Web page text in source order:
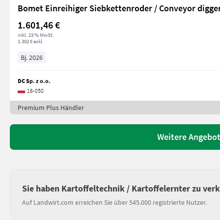
Bomet Einreihiger Siebkettenroder / Conveyor
1.601,46 €
inkl. 23 % MwSt.
1.302 € exkl.
Bj. 2026
DC Sp. z o.o.
16-050
Premium Plus Händler
Weitere
Sie haben Kartoffeltechnik / Kartoffelernter zu
Auf Landwirt.com erreichen Sie über 545.000 registrierte Nutzer.